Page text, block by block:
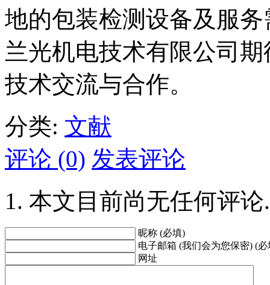
地的包装检测设备及服
兰光机电技术有限公司
技术交流与合作。
分类: 文献
评论 (0) 发表评论
本文目前尚无任何评论.
昵称 (必填)
电子邮箱 (我们会为您保密) (必
网址